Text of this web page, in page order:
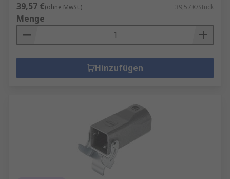
39,57 €(ohne MwSt.) 39,57 €/Stück
Menge
Hinzufügen